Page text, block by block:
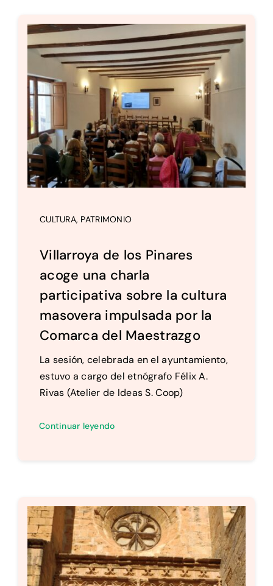
CULTURA, PATRIMONIO
Villarroya de los Pinares
acoge una charla
participativa sobre la cultura
masovera impulsada por la
Comarca del Maestrazgo
La sesión, celebrada en el ayuntamiento,
estuvo a cargo del etnógrafo Félix A.
Rivas (Atelier de Ideas S. Coop)
Continuar leyendo